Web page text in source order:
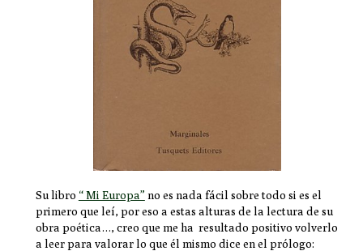
Su libro “ Mi Europa” no es nada fácil sobre todo si es el
primero que leí, por eso a estas alturas de la lectura de su
obra poética…, creo que me ha resultado positivo volverlo
a leer para valorar lo que él mismo dice en el prólogo: